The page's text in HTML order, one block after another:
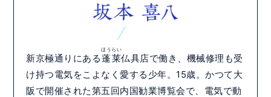
新京極通りにある蓬莱
ほうらい
仏具店で働き、機械修理も受
け持つ電気をこよなく愛する少年。15歳。かつて大
阪で開催された第五回内国勧業博覧会で、電気で動